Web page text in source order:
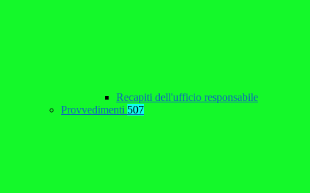
Recapiti dell'ufficio responsabile
Provvedimenti 507